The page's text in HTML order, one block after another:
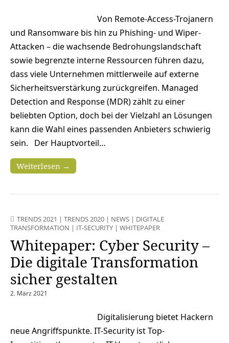
Von Remote-Access-Trojanern
und Ransomware bis hin zu Phishing- und Wiper-
Attacken – die wachsende Bedrohungslandschaft
sowie begrenzte interne Ressourcen führen dazu,
dass viele Unternehmen mittlerweile auf externe
Sicherheitsverstärkung zurückgreifen. Managed
Detection and Response (MDR) zählt zu einer
beliebten Option, doch bei der Vielzahl an Lösungen
kann die Wahl eines passenden Anbieters schwierig
sein. Der Hauptvorteil…
Weiterlesen →
TRENDS 2021 | TRENDS 2020 | NEWS | DIGITALE
TRANSFORMATION | IT-SECURITY | WHITEPAPER
Whitepaper: Cyber Security –
Die digitale Transformation
sicher gestalten
2. März 2021
Digitalisierung bietet Hackern
neue Angriffspunkte. IT-Security ist Top-